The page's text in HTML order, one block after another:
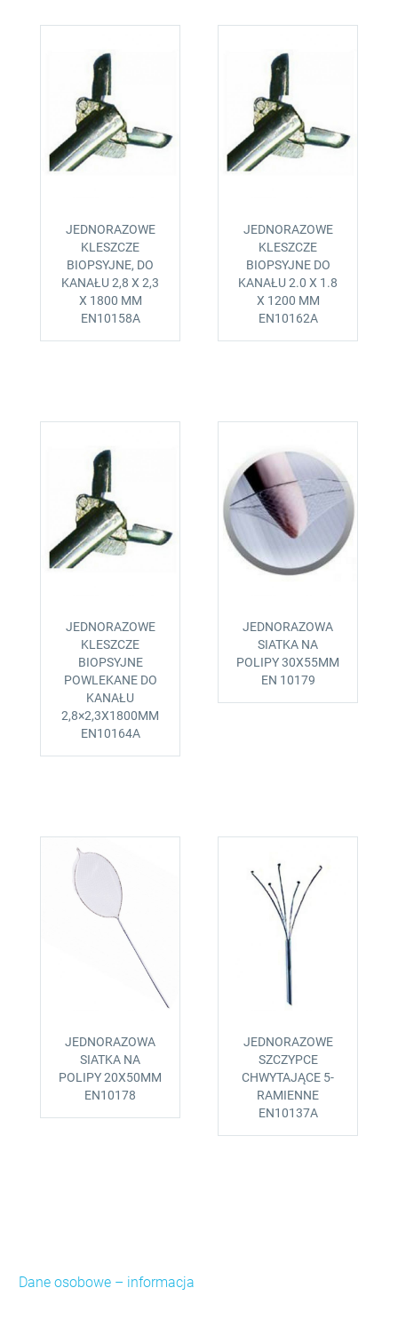
JEDNORAZOWE
KLESZCZE
BIOPSYJNE, DO
KANAŁU 2,8 X 2,3
X 1800 MM
EN10158A
JEDNORAZOWE
KLESZCZE
BIOPSYJNE DO
KANAŁU 2.0 X 1.8
X 1200 MM
EN10162A
JEDNORAZOWE
KLESZCZE
BIOPSYJNE
POWLEKANE DO
KANAŁU
2,8×2,3X1800MM
EN10164A
JEDNORAZOWA
SIATKA NA
POLIPY 30X55MM
EN 10179
JEDNORAZOWA
SIATKA NA
POLIPY 20X50MM
EN10178
JEDNORAZOWE
SZCZYPCE
CHWYTAJĄCE 5-
RAMIENNE
EN10137A
Dane osobowe – informacja